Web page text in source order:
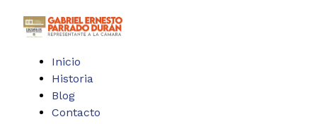
Inicio
Historia
Blog
Contacto